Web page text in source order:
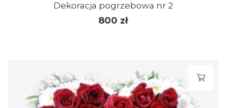
Dekoracja pogrzebowa nr 2
800 zł